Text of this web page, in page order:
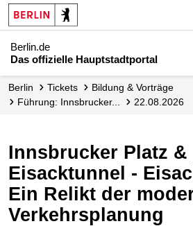
Berlin.de
Das offizielle Hauptstadtportal
Berlin Tickets
Bildung & Vorträge
Führung: Innsbrucker...
22.08.2026
Innsbrucker Platz &
Eisacktunnel -
Ein Relikt der
Verkehrsplanung